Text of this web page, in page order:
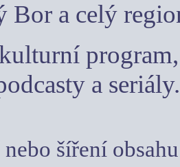
a celý
a seriály.
šíření